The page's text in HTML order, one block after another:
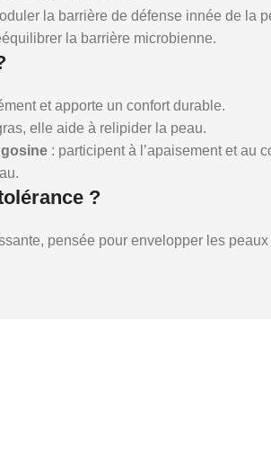
la barrière de défense innée de la
la barrière microbienne.
et apporte un confort durable.
elle aide à relipider la peau.
: participent à l’apaisement et au
?
pensée pour envelopper les